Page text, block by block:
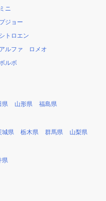
ミニ
プジョー
シトロエン
アルファ ロメオ
ルボ
県 山形県 福島県
城県 栃木県 群馬県 山梨県
県